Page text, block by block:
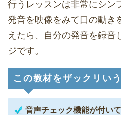
行うレッスンは非常にシン
発音を映像をみて口の動き
えたら、自分の発音を録音
ジです。
この教材をザックリい
音声チェック機能が付い